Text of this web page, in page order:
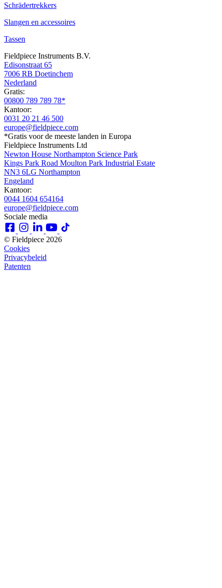
Schrädertrekkers
Slangen en accessoires
Tassen
Fieldpiece Instruments B.V.
Edisonstraat 65
7006 RB Doetinchem
Nederland
Gratis:
00800 789 789 78*
Kantoor:
0031 20 21 46 500
europe@fieldpiece.com
*Gratis voor de meeste landen in Europa
Fieldpiece Instruments Ltd
Newton House Northampton Science Park
Kings Park Road Moulton Park Industrial Estate
NN3 6LG Northampton
Engeland
Kantoor:
0044 1604 654164
europe@fieldpiece.com
Sociale media
© Fieldpiece 2026
Cookies
Privacybeleid
Patenten